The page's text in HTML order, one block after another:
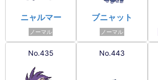
ニャルマー
ノーマル
ブニャット
ノーマル
No.435 No.443